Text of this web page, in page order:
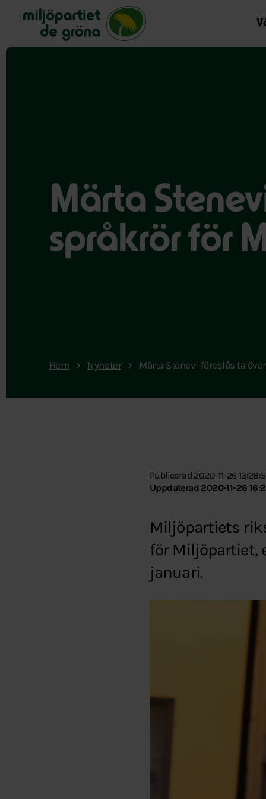
Miljöpartiet de gröna, startsida
Märta
språkrör för
Hem Nyheter Märta Stenevi föreslås ta
Publicerad 2020-11-26
Uppdaterad 2020-11-26
Miljöpartiets
för Miljöpartiet,
januari.